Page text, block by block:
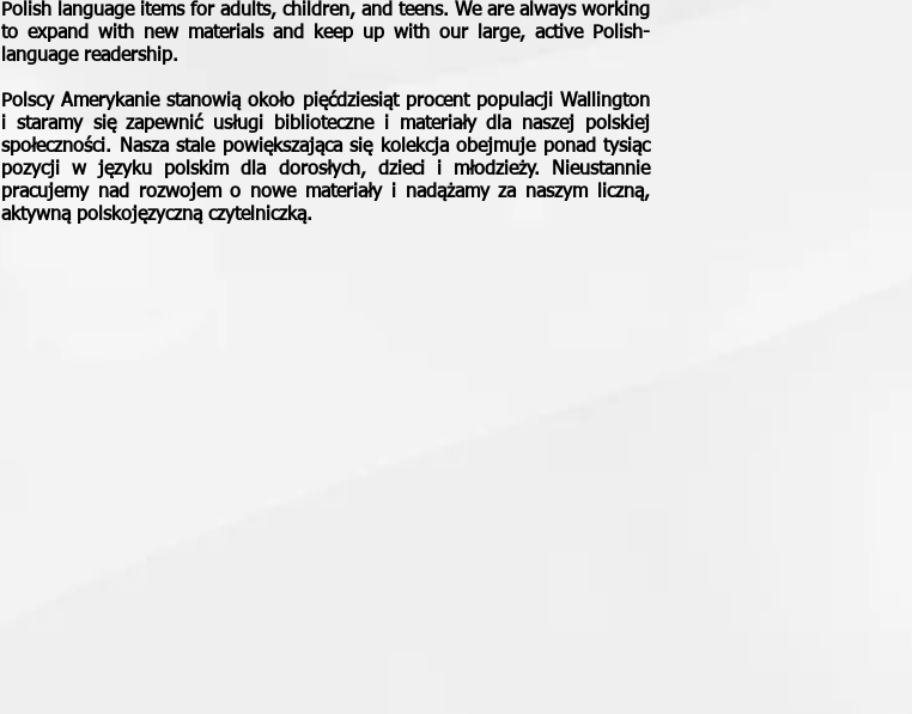
Polish language items for adults, children, and teens. We are always working
to expand with new materials and keep up with our large, active Polish-
language readership.
Polscy Amerykanie stanowią około pięćdziesiąt procent populacji Wallington
i staramy się zapewnić usługi biblioteczne i materiały dla naszej polskiej
społeczności. Nasza stale powiększająca się kolekcja obejmuje ponad tysiąc
pozycji w języku polskim dla dorosłych, dzieci i młodzieży. Nieustannie
pracujemy nad rozwojem o nowe materiały i nadążamy za naszym liczną,
aktywną polskojęzyczną czytelniczką.